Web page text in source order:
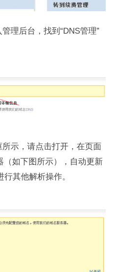
理后台，找到“DNS管理”
示，请点击打开，在页面
（如下图所示），自动更新
其他解析操作。